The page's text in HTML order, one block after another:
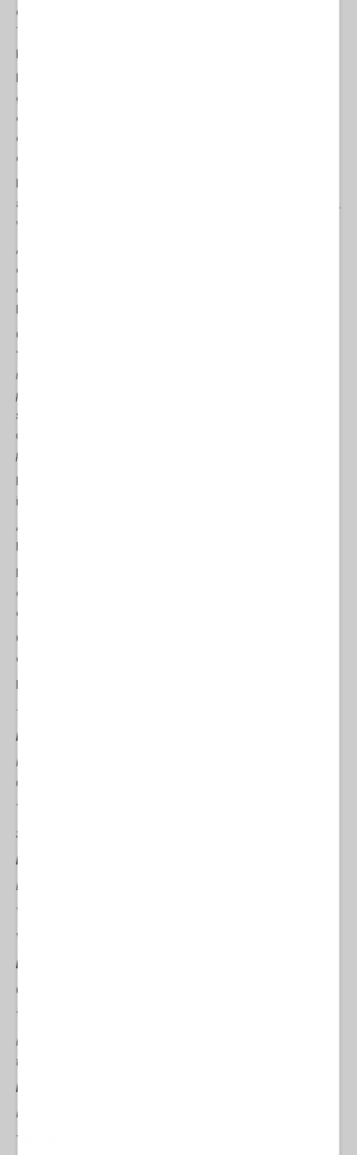
devono essere distribuiti. Giusto. Con il faccione della Greta
Thunberg davanti possibilmente, in modo che un solo scatto
possa riscattare un decennio di follie globaliste.
governi già stanno facendo, dall’Egitto alla Turchia? No. E’ solo
operazione di marketing. Basta leggere la conversazione in rete
che ho avuto questa notte con un ragazzo a Gaza, riportata in
coda.
anno fa (
vive_e_regna_in_mezzo_a_noi/
Apparire come la Madonna sulla scena al momento dell’estrema
conseguenza di tutta una serie di ingiustizie, scattarsi una foto
con la gente che sta affogando o con gli affamati di Gaza, per
Come dice il mio amico Rabi, cittadino italiano arabo-siciliano:
“
ragione per cui non mi vedrete mai apparire in manifestazioni pro-
palestinesi nelle strade dei paesi occidentali è la tendenza dei soliti
solidali militanti occidentali di portarsi dietro quell'ignobile bandiera
colorata (non voglio nemmeno menzionarne il nome) per
propagandarne l'ideologia sinistra e demoniaca
incitamento all'odio e a movimenti terroristi.
Al contrario, dall’altra parte della Sicilia, a Catania, la Freedom
dalla striscia di Gaza. Un ragazzo poco più che ventenne
conosciuto in rete.
Che la sua sofferenza non sia la scenografia per nessuna
campagna di marketing globalista. Non lo deve essere!
———————-
Miche
Piacere di conoscerti. Sei a Gaza? Sono italiano. Se vuoi dirmi
qualcosa, farò in modo di diffondere la notizia.
Youssouf (nome fittizio)
Soffriamo troppo.
Miche
E cosa mangi?
Youssouf
Viviamo di acqua e un po' di zuppa.
Miche
C'è un po' di elettricità e internet, vedo.
Youssouf
Non c'è elettricità se non nell'ospedale, lì carichiamo la batteria del
telefono. Però c'è internet.
Miche
Internet è egiziano o israeliano?
Youssouf